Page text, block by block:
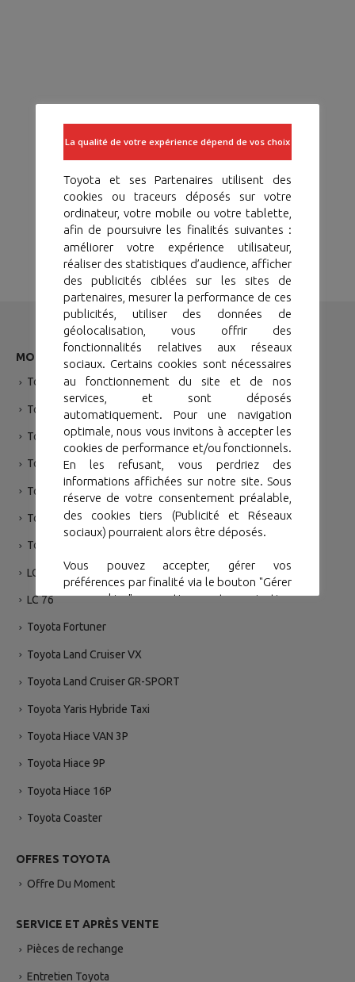
MODÉLES
Toyota Yaris
Toyota Corolla Sedan
Toyota Yaris Cross Hybride
Toyota RAV 4
Toyota Hilux
Toyota Hilux Single
Toyota Prado
LC 79
LC 76
Toyota Fortuner
Toyota Land Cruiser VX
Toyota Land Cruiser GR-SPORT
Toyota Yaris Hybride Taxi
Toyota Hiace VAN 3P
Toyota Hiace 9P
Toyota Hiace 16P
Toyota Coaster
OFFRES TOYOTA
Offre Du Moment
SERVICE ET APRÈS VENTE
Pièces de rechange
Entretien Toyota
La qualité de votre expérience dépend de vos choix
Toyota et ses Partenaires utilisent des
cookies ou traceurs déposés sur votre
ordinateur, votre mobile ou votre tablette,
afin de poursuivre les finalités suivantes :
améliorer votre expérience utilisateur,
réaliser des statistiques d’audience, afficher
des publicités ciblées sur les sites de
partenaires, mesurer la performance de ces
publicités, utiliser des données de
géolocalisation, vous offrir des
fonctionnalités relatives aux réseaux
sociaux. Certains cookies sont nécessaires
au fonctionnement du site et de nos
services, et sont déposés
automatiquement. Pour une navigation
optimale, nous vous invitons à accepter les
cookies de performance et/ou fonctionnels.
En les refusant, vous perdriez des
informations affichées sur notre site. Sous
réserve de votre consentement préalable,
des cookies tiers (Publicité et Réseaux
sociaux) pourraient alors être déposés.
Vous pouvez accepter, gérer vos
préférences par finalité via le bouton "Gérer
mes cookies". ou continuer votre navigation
accepter".